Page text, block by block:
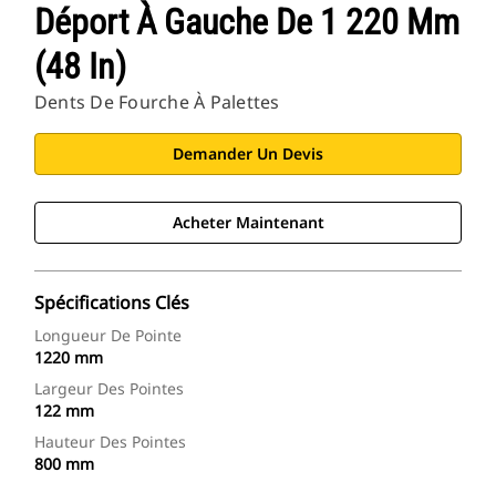
Déport À Gauche De 1 220 Mm
(48 In)
Dents De Fourche À Palettes
Demander Un Devis
Acheter Maintenant
Spécifications Clés
Longueur De Pointe
1220 mm
Largeur Des Pointes
122 mm
Hauteur Des Pointes
800 mm